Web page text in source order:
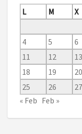
L
M X
4
5 6
11
12 13
18
19 20
25
26 27
« Feb Feb »